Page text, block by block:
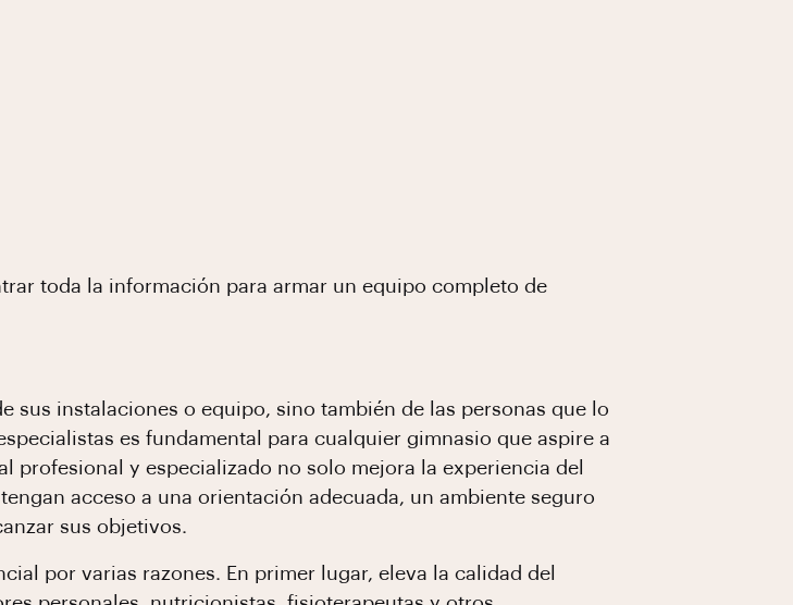
toda la información para armar un equipo completo de
sus instalaciones o equipo, sino también de las personas que lo
es fundamental para cualquier gimnasio que aspire a
profesional y especializado no solo mejora la experiencia del
acceso a una orientación adecuada, un ambiente seguro
sus objetivos.
por varias razones. En primer lugar, eleva la calidad del